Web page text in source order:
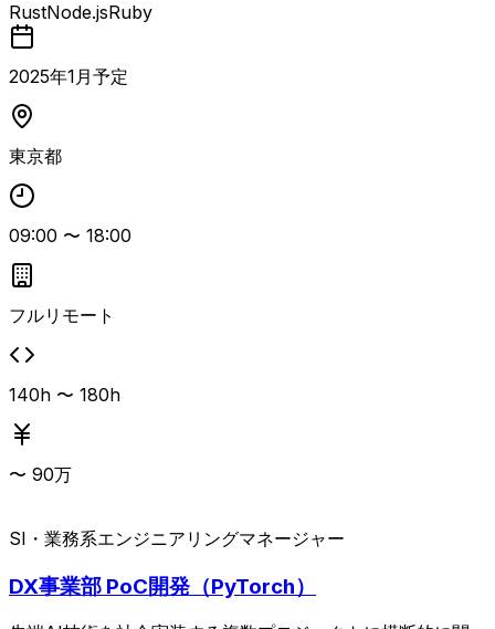
ていただきます。 【NG要件】 ・案件期間短いのが続いて
いる ・コンサルタント気質（プレイヤー経験がない）
RustNode.jsRuby
2025年1 月予定
東京都
09:00 〜 18:00
フルリモート
140h 〜 180h
〜 90万
SI・業務系エンジニアリングマネージャー
DX事業部 PoC開発（PyTorch）